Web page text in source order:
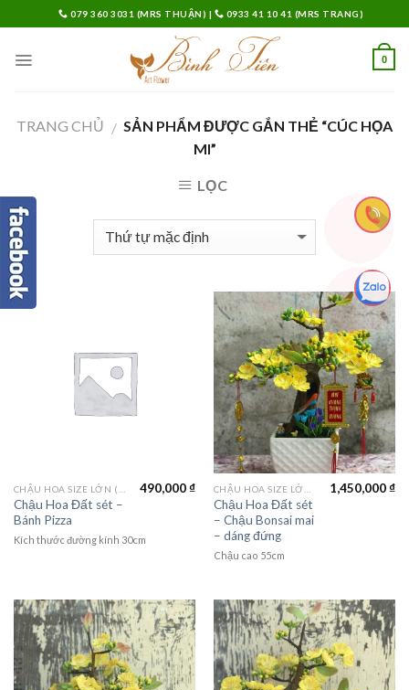
to
content
079 360 3031 (MRS THUẬN) | 0933 41 10 41 (MRS TRANG)
0
TRANG CHỦ / SẢN PHẨM ĐƯỢC GẮN THẺ “CÚC HỌA
MI”
LỌC
Chậu Hoa Đất sét –
Bánh Pizza
490,000₫
Kích thước đường kính 30cm
Chậu Hoa Đất sét
– Chậu Bonsai mai
– dáng đứng
1,450,000₫
Chậu cao 55cm